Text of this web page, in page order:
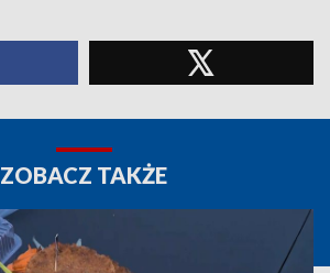
ZOBACZ TAKŻE